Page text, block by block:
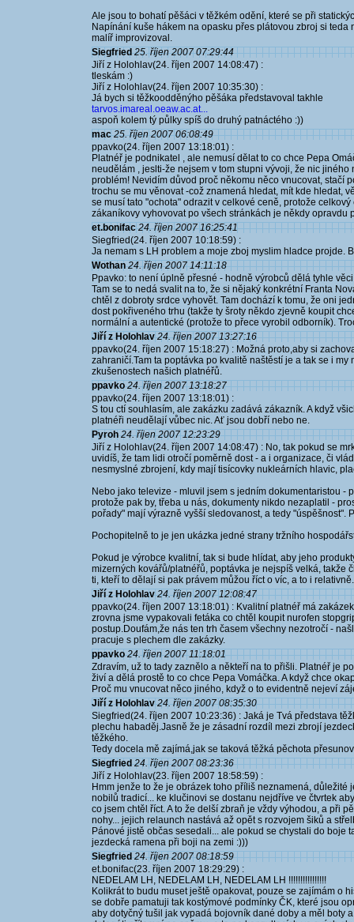
Ale jsou to bohatí pěšáci v těžkém odění, které se při
Napínání kuše hákem na opasku přes plátovou zbroj si
malíř improvizoval.
Siegfried 25. říjen 2007 07:29:44
Jiří z Holohlav(24. říjen 2007 14:08:47) :
tleskám :)
Jiří z Holohlav(24. říjen 2007 10:35:30) :
Já bych si těžkoodděnýho pěšáka představoval takhle
tarvos.imareal.oeaw.ac.at...
aspoň kolem tý půlky spíš do druhý patnáctého :))
mac 25. říjen 2007 06:08:49
ppavko(24. říjen 2007 13:18:01) :
Platnéř je podnikatel , ale nemusí dělat to co chce Pepa
neudělám , jeslti-že nejsem v tom stupni vývoji, že nic
problém! Nevidím důvod proč někomu něco vnucovat, stačí
trochu se mu věnovat -což znamená hledat, mít kde hledat,
se musí tato "ochota" odrazit v celkové ceně, protože
zákaníkovy vyhovovat po všech stránkách je někdy opravdu
et.bonifac 24. říjen 2007 16:25:41
Siegfried(24. říjen 2007 10:18:59) :
Ja nemam s LH problem a moje zboj myslim hladce projde.
Wothan 24. říjen 2007 14:11:18
Ppavko: to není úplně přesné - hodně výrobců dělá tyhle
Tam se to nedá svalit na to, že si nějaký konkrétní Franta
chtěl z dobroty srdce vyhovět. Tam dochází k tomu, že oni
dost pokřiveného trhu (takže ty šroty někdo zjevně koupit
normální a autentické (protože to přece vyrobil odborník).
Jiří z Holohlav 24. říjen 2007 13:27:16
ppavko(24. říjen 2007 15:18:27) : Možná proto,aby si
zahraničí.Tam ta poptávka po kvalitě naštěstí je a tak se i
zkušenostech našich platnéřů.
ppavko 24. říjen 2007 13:18:27
ppavko(24. říjen 2007 13:18:01) :
S tou ctí souhlasím, ale zakázku zadává zákazník. A když
platnéři neudělají vůbec nic. Ať jsou dobří nebo ne.
Pyroh 24. říjen 2007 12:23:29
Jiří z Holohlav(24. říjen 2007 14:08:47) : No, tak pokud se
uvidíš, že tam lidi otročí poměrně dost - a i organizace, či
nesmyslné zbrojení, kdy mají tisícovky nukleárních hlavic,
Nebo jako televize - mluvil jsem s jedním dokumentaristou -
protože pak by, třeba u nás, dokumenty nikdo nezaplatil -
pořady" mají výrazně vyšší sledovanost, a tedy "úspěšnost".
Pochopitelně to je jen ukázka jedné strany tržního
Pokud je výrobce kvalitní, tak si bude hlídat, aby jeho
mizerných kovářů/platnéřů, poptávka je nejspíš velká, takže
ti, kteří to dělají si pak právem můžou říct o víc, a to i relativně.
Jiří z Holohlav 24. říjen 2007 12:08:47
ppavko(24. říjen 2007 13:18:01) : Kvalitní platnéř má
zrovna jsme vypakovali fetáka co chtěl koupit nurofen
postup.Doufám,že nás ten trh časem všechny nezotročí -
pracuje s plechem dle zakázky.
ppavko 24. říjen 2007 11:18:01
Zdravím, už to tady zaznělo a někteří na to přišli. Platnéř je
živí a dělá prostě to co chce Pepa Vomáčka. A když chce
Proč mu vnucovat něco jiného, když o to evidentně nejeví
Jiří z Holohlav 24. říjen 2007 08:35:30
Siegfried(24. říjen 2007 10:23:36) : Jaká je Tvá představa
plechu habaděj.Jasně že je zásadní rozdíl mezi zbrojí
těžkého.
Tedy docela mě zajímá,jak se taková těžká pěchota
Siegfried 24. říjen 2007 08:23:36
Jiří z Holohlav(23. říjen 2007 18:58:59) :
Hmm jenže to že je obrázek toho příliš neznamená,
nobilů tradicí... ke klučinovi se dostanu nejdříve ve čtvrtek
co jsem chtěl říct. A to že delší zbraň je vždy výhodou, a při
nohy... jejich relaunch nastává až opět s rozvojem šiků a
Pánové jistě občas sesedali... ale pokud se chystali do boje
jezdecká ramena při boji na zemi :)))
Siegfried 24. říjen 2007 08:18:59
et.bonifac(23. říjen 2007 18:29:29) :
NEDELAM LH, NEDELAM LH, NEDELAM LH !!!!!!!!!!!!!!!!
Kolikrát to budu muset ještě opakovat, pouze se zajímám o
se dobře pamatuji tak kostýmové podmínky ČK, které jsou
aby dotyčný tušil jak vypadá bojovník dané doby a měl boty